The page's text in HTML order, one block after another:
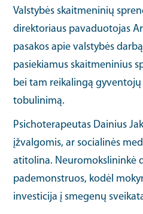
Valstybės skaitmeninių
direktoriaus pavaduotojas
pasakos apie valstybės
pasiekiamus skaitmeninius
bei tam reikalingą
tobulinimą.
Psichoterapeutas Dainius
įžvalgomis, ar socialinės
atitolina. Neuromokslininkė
pademonstruos, kodėl
investicija į smegenų